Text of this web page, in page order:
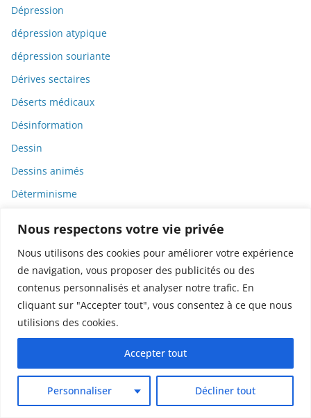
Nous respectons votre vie privée
Nous utilisons des cookies pour améliorer votre expérience
de navigation, vous proposer des publicités ou des
contenus personnalisés et analyser notre trafic. En
cliquant sur "Accepter tout", vous consentez à ce que nous
utilisions des cookies.
Personnaliser Décliner tout
Accepter tout
Dépression
dépression atypique
dépression souriante
Dérives sectaires
Déserts médicaux
Désinformation
Dessin
Dessins animés
Déterminisme
Deux-roues
DGCCRF
Didier Raoult